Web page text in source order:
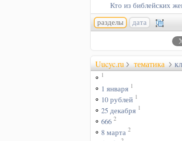
Кто из библейских
разделы дата
Uucyc.ru тематика
1
1 января 1
10 рублей 1
25 декабря 1
666 2
8 марта 2